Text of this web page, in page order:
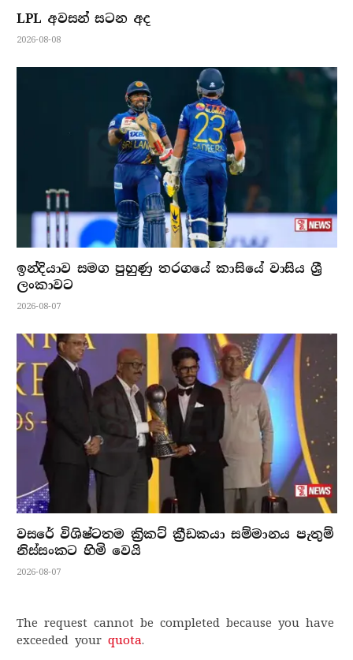
LPL අවසන් සටන අද
2026-08-08
ඉන්දියාව සමග පුහුණු තරගයේ කාසියේ වාසිය ශ්‍රී
ලංකාවට
2026-08-07
වසරේ විශිෂ්ටතම ක්‍රිකට් ක්‍රීඩකයා සම්මානය පැතුම්
නිස්සංකට හිමි වෙයි
2026-08-07
The request cannot be completed because you have
exceeded your quota.